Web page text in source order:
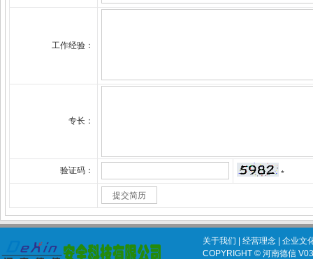
工作经验：
专长：
验证码： *
关于我们 经营理念
企业文
COPYRIGHT © 河南德信